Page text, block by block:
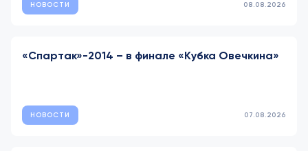
НОВОСТИ 08.08.2026
«Спартак»-2014 – в финале «Кубка Овечкина»
НОВОСТИ 07.08.2026